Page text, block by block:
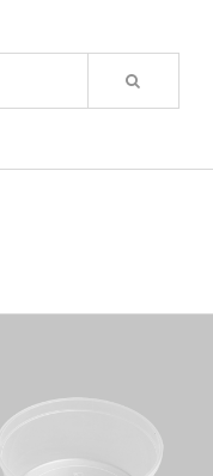
OS115-350CC